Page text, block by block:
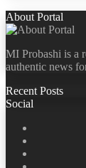
About Portal
MI Probashi is a
authentic news
Recent Posts
Social